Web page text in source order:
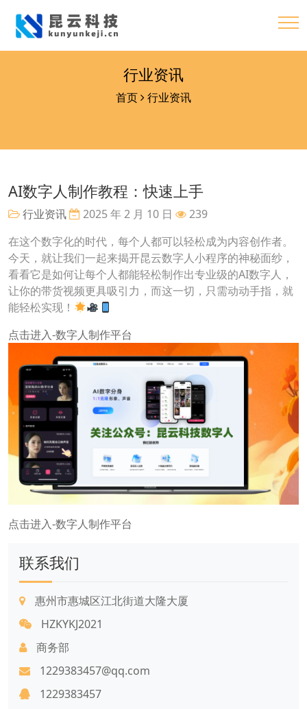
行业资讯
首页 行业资讯
AI数字人制作教程：快速上手
行业资讯 2025 年 2 月 10 日
239
在这个数字化的时代，每个人都可以轻松成为内容创作者。
今天，就让我们一起来揭开昆云数字人小程序的神秘面纱，
看看它是如何让每个人都能轻松制作出专业级的AI数字人，
让你的带货视频更具吸引力，而这一切，只需动动手指，就
能轻松实现！
点击进入-数字人制作平台
点击进入-数字人制作平台
联系我们
惠州市惠城区江北街道大隆大厦
HZKYKJ2021
商务部
1229383457@qq.com
1229383457